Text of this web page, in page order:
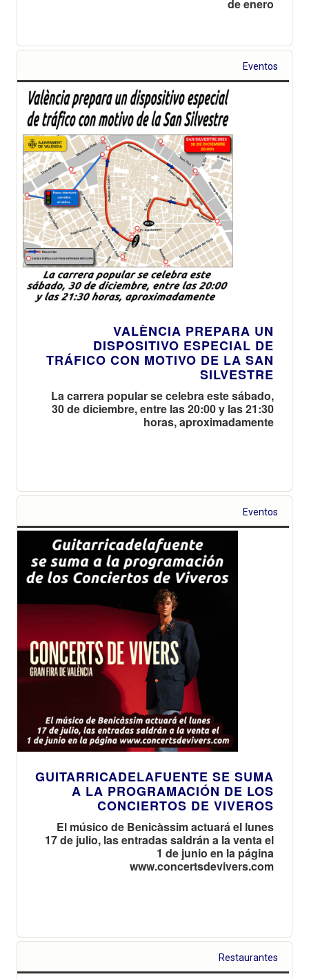
de enero
Eventos
VALÈNCIA PREPARA UN
DISPOSITIVO ESPECIAL DE
TRÁFICO CON MOTIVO DE LA SAN
SILVESTRE
La carrera popular se celebra este sábado,
30 de diciembre, entre las 20:00 y las 21:30
horas, aproximadamente
Eventos
GUITARRICADELAFUENTE SE SUMA
A LA PROGRAMACIÓN DE LOS
CONCIERTOS DE VIVEROS
El músico de Benicàssim actuará el lunes
17 de julio, las entradas saldrán a la venta el
1 de junio en la página
www.concertsdevivers.com
Restaurantes